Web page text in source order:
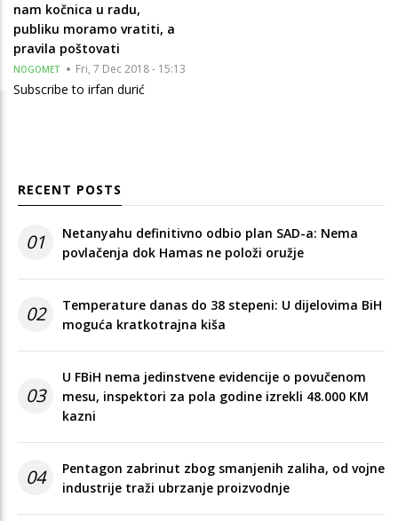
nam kočnica u radu,
publiku moramo vratiti, a
pravila poštovati
NOGOMET Fri, 7 Dec 2018 - 15:13
Subscribe to irfan durić
RECENT POSTS
01
Netanyahu definitivno odbio plan SAD-a: Nema
povlačenja dok Hamas ne položi oružje
02
Temperature danas do 38 stepeni: U dijelovima BiH
moguća kratkotrajna kiša
03
U FBiH nema jedinstvene evidencije o povučenom
mesu, inspektori za pola godine izrekli 48.000 KM
kazni
04
Pentagon zabrinut zbog smanjenih zaliha, od vojne
industrije traži ubrzanje proizvodnje